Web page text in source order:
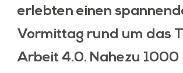
erlebten einen
Vormittag rund um das
Arbeit 4.0. Nahezu 1000